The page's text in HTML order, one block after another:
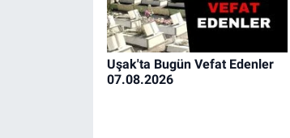
Uşak'ta Bugün Vefat Edenler
07.08.2026